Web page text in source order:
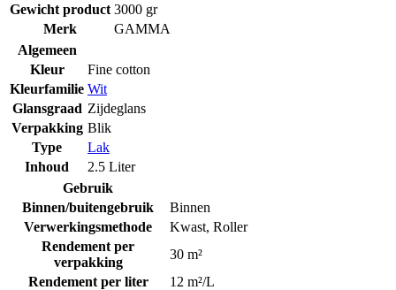
Gewicht product 3000 gr
Merk
GAMMA
Algemeen
Kleur
Fine cotton
Kleurfamilie Wit
Glansgraad Zijdeglans
Verpakking Blik
Type
Lak
Inhoud
2.5 Liter
Gebruik
Binnen/buitengebruik
Binnen
Verwerkingsmethode
Kwast, Roller
Rendement per
verpakking
30 m²
Rendement per liter
12 m²/L